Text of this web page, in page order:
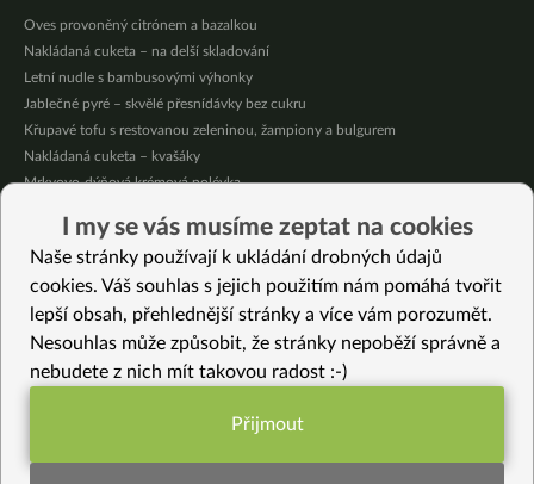
Oves provoněný citrónem a bazalkou
Nakládaná cuketa – na delší skladování
Letní nudle s bambusovými výhonky
Jablečné pyré – skvělé přesnídávky bez cukru
Křupavé tofu s restovanou zeleninou, žampiony a bulgurem
Nakládaná cuketa – kvašáky
Mrkvovo-dýňová krémová polévka
Osvěžující čaj s citronovými bylinkami
Nepečený jablečný dort s rybízem
Vybrané recepty
Tempeh s mrkvovou salsou
Dan Dan noodles jinak
I my se vás musíme zeptat na cookies
Naše stránky používají k ukládání drobných údajů
cookies. Váš souhlas s jejich použitím nám pomáhá tvořit
lepší obsah, přehlednější stránky a více vám porozumět.
Nesouhlas může způsobit, že stránky nepoběží správně a
nebudete z nich mít takovou radost :-)
Funkční nastavení potřebujeme (vždy
Přijmout